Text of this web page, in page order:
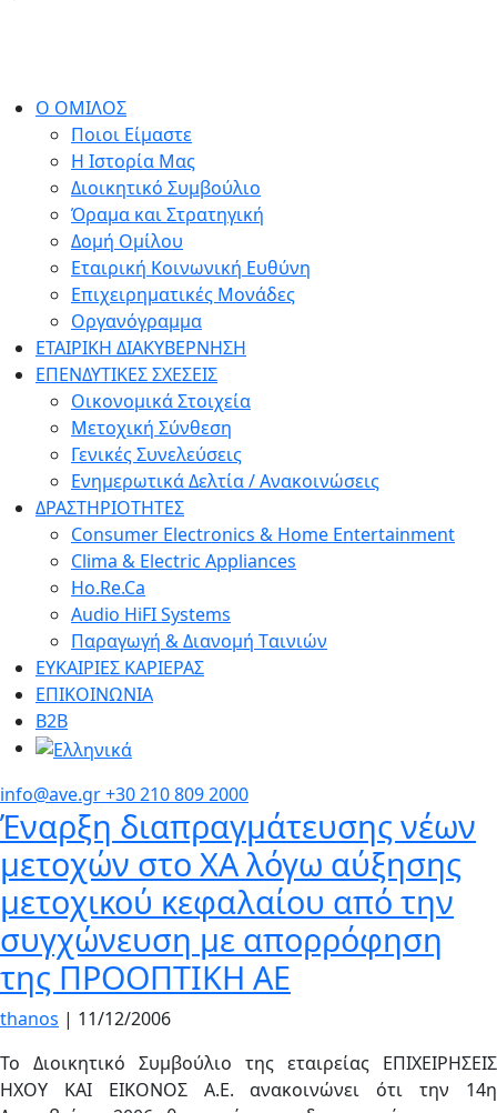
Ο ΟΜΙΛΟΣ
Ποιοι Είμαστε
Η Ιστορία Μας
Διοικητικό Συμβούλιο
Όραμα και Στρατηγική
Δομή Ομίλου
Εταιρική Κοινωνική Ευθύνη
Επιχειρηματικές Μονάδες
Οργανόγραμμα
ΕΤΑΙΡΙΚΗ ΔΙΑΚΥΒΕΡΝΗΣΗ
ΕΠΕΝΔΥΤΙΚΕΣ ΣΧΕΣΕΙΣ
Οικονομικά Στοιχεία
Μετοχική Σύνθεση
Γενικές Συνελεύσεις
Ενημερωτικά Δελτία / Ανακοινώσεις
ΔΡΑΣΤΗΡΙΟΤΗΤΕΣ
Consumer Electronics & Home Entertainment
Clima & Electric Appliances
Ho.Re.Ca
Audio HiFI Systems
Παραγωγή & Διανομή Tαινιών
ΕΥΚΑΙΡΙΕΣ ΚΑΡΙΕΡΑΣ
ΕΠΙΚΟΙΝΩΝΙΑ
Β2Β
info@ave.gr+30 210 809 2000
Έναρξη διαπραγμάτευσης νέων
μετοχών στο ΧΑ λόγω αύξησης
μετοχικού κεφαλαίου από την
συγχώνευση με απορρόφηση
της ΠΡΟΟΠΤΙΚΗ ΑΕ
thanos | 11/12/2006
Το Διοικητικό Συμβούλιο της εταιρείας ΕΠΙΧΕΙΡΗΣΕΙΣ
ΗΧΟΥ ΚΑΙ ΕΙΚΟΝΟΣ Α.Ε. ανακοινώνει ότι την 14η